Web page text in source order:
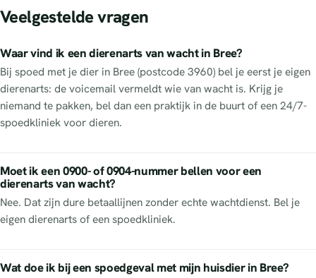
Veelgestelde vragen
Waar vind ik een dierenarts van wacht in Bree?
Bij spoed met je dier in Bree (postcode 3960) bel je eerst je eigen
dierenarts: de voicemail vermeldt wie van wacht is. Krijg je
niemand te pakken, bel dan een praktijk in de buurt of een 24/7-
spoedkliniek voor dieren.
Moet ik een 0900- of 0904-nummer bellen voor een
dierenarts van wacht?
Nee. Dat zijn dure betaallijnen zonder echte wachtdienst. Bel je
eigen dierenarts of een spoedkliniek.
Wat doe ik bij een spoedgeval met mijn huisdier in Bree?